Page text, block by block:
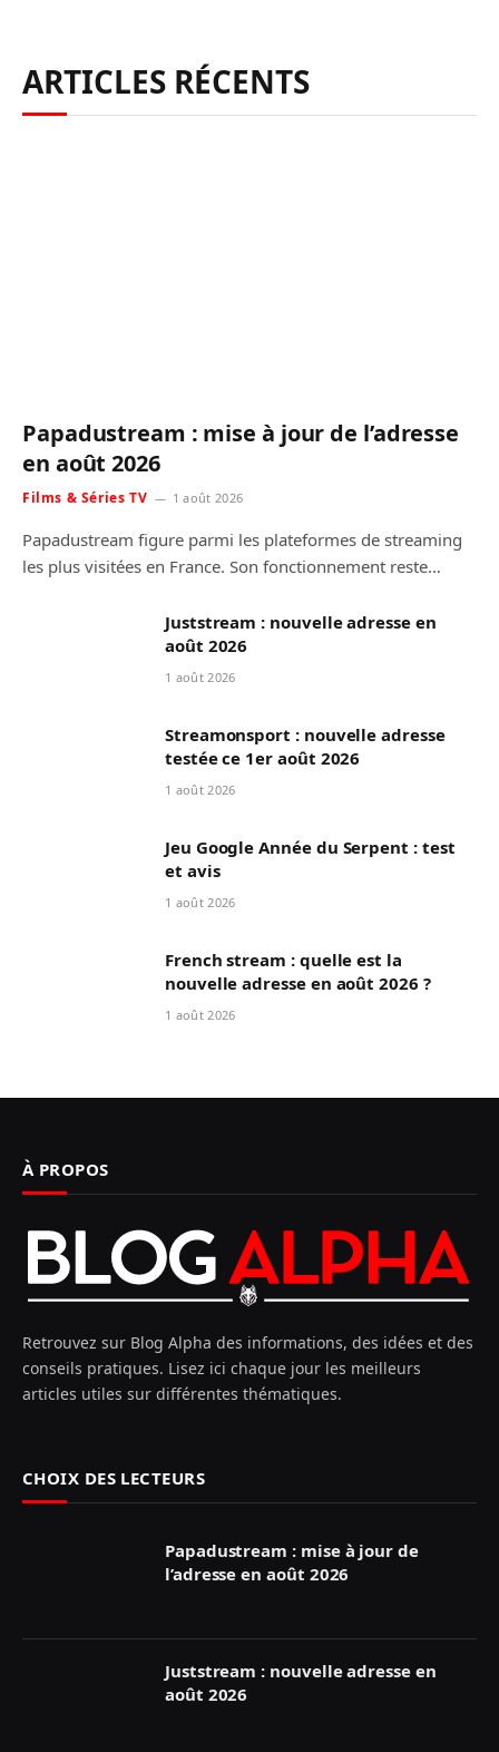
ARTICLES RÉCENTS
Papadustream : mise à jour de l’adresse
en août 2026
Films & Séries TV 1 août 2026
Papadustream figure parmi les plateformes de streaming
les plus visitées en France. Son fonctionnement reste…
Juststream : nouvelle adresse en
août 2026
1 août 2026
Streamonsport : nouvelle adresse
testée ce 1er août 2026
1 août 2026
Jeu Google Année du Serpent : test
et avis
1 août 2026
French stream : quelle est la
nouvelle adresse en août 2026 ?
1 août 2026
À PROPOS
Retrouvez sur Blog Alpha des informations, des idées et des
conseils pratiques. Lisez ici chaque jour les meilleurs
articles utiles sur différentes thématiques.
CHOIX DES LECTEURS
Papadustream : mise à jour de
l’adresse en août 2026
Juststream : nouvelle adresse en
août 2026